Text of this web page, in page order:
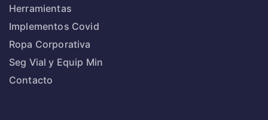
Herramientas
Implementos Covid
Ropa Corporativa
Seg Vial y Equip Min
Contacto